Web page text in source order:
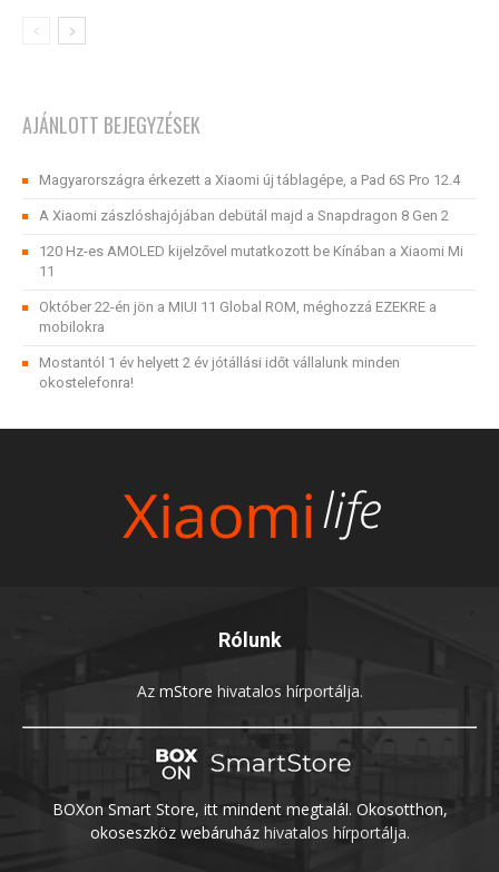
AJÁNLOTT BEJEGYZÉSEK
Magyarországra érkezett a Xiaomi új táblagépe, a Pad 6S Pro 12.4
A Xiaomi zászlóshajójában debütál majd a Snapdragon 8 Gen 2
120 Hz-es AMOLED kijelzővel mutatkozott be Kínában a Xiaomi Mi
11
Október 22-én jön a MIUI 11 Global ROM, méghozzá EZEKRE a
mobilokra
Mostantól 1 év helyett 2 év jótállási időt vállalunk minden
okostelefonra!
Rólunk
Az mStore hivatalos hírportálja.
BOXon Smart Store, itt mindent megtalál. Okosotthon,
okoseszköz webáruházhivatalos hírportálja.